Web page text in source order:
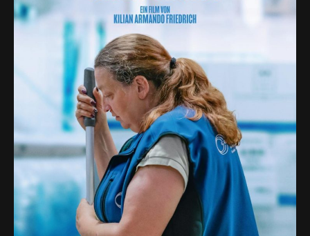
Homepage
Programm